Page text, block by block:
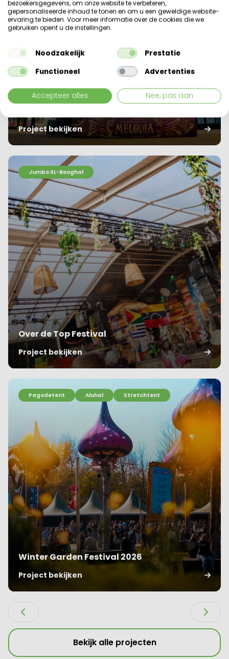
Project bekijken
Jumbo XL-Booghal
Over de Top Festival
Project bekijken
Pagodetent Aluhal Stretchtent
Winter Garden Festival 2026
Project bekijken
Bekijk alle projecten
bezoekersgegevens, om onze website te verbeteren,
gepersonaliseerde inhoud te tonen en om u een geweldige website-
ervaring te bieden. Voor meer informatie over de cookies die we
gebruiken opent u de instellingen.
Noodzakelijk
Prestatie
Functioneel
Advertenties
Accepteer alles Nee, pas aan